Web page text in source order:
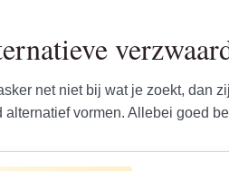
net niet bij wat je zoekt, dan
alternatief vormen. Allebei goed